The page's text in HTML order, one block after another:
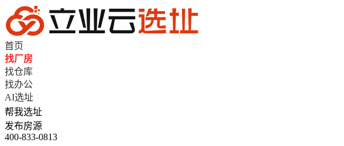
首页
找厂房
找仓库
找办公
AI选址
帮我选址
发布房源
400-833-0813